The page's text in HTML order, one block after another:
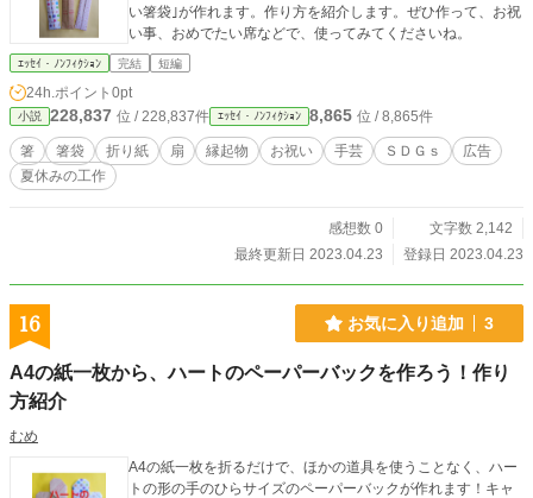
い箸袋｣が作れます。作り方を紹介します。ぜひ作って、お祝
い事、おめでたい席などで、使ってみてくださいね。
ｴｯｾｲ・ﾉﾝﾌｨｸｼｮﾝ 完結 短編
24h.ポイント 0pt
小説 228,837 位 / 228,837件 ｴｯｾｲ・ﾉﾝﾌｨｸｼｮﾝ 8,865 位 / 8,865件
箸 箸袋 折り紙 扇 縁起物 お祝い 手芸 ＳＤＧｓ
広告
夏休みの工作
感想数 0
文字数 2,142
最終更新日 2023.04.23
登録日 2023.04.23
16 お気に入り追加 3
A4の紙一枚から、ハートのペーパーバックを作ろう！作り
方紹介
むめ
A4の紙一枚を折るだけで、ほかの道具を使うことなく、ハー
トの形の手のひらサイズのペーパーバックが作れます！キャ